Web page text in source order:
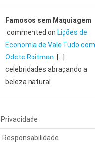
Famosos sem Maquiagem
commented on Lições de
Economia de Vale Tudo com
Odete Roitman: […]
celebridades abraçando a
beleza natural
Responsabilidade